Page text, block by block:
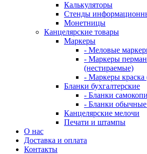
Калькуляторы
Стенды
Монетницы
Канцелярские товары
Маркеры
- Меловые
- Маркеры
(нестираемые)
- Маркеры краска
Бланки бухгалтерские
- Бланки
- Бланки обычные
Канцелярские мелочи
Печати и штампы
О нас
Доставка и оплата
Контакты